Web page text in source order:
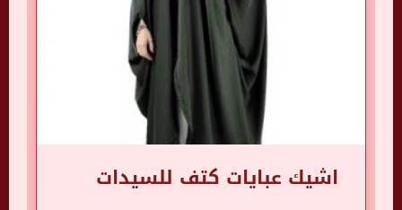
اشيك عبايات كتف للسيدات